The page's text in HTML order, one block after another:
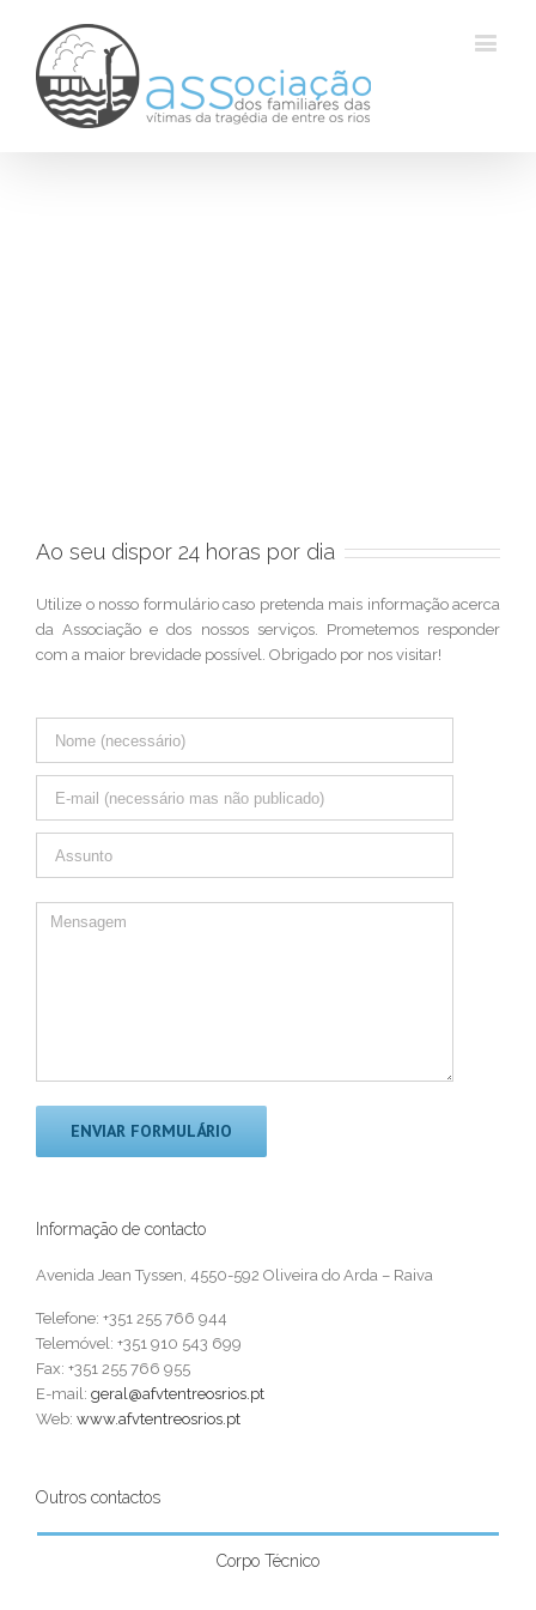
Ao seu dispor 24 horas por dia
Utilize o nosso formulário caso pretenda mais informação acerca
da Associação e dos nossos serviços. Prometemos responder
com a maior brevidade possível. Obrigado por nos visitar!
Informação de contacto
Avenida Jean Tyssen, 4550-592 Oliveira do Arda – Raiva
Telefone: +351 255 766 944
Telemóvel: +351 910 543 699
Fax: +351 255 766 955
E-mail: geral@afvtentreosrios.pt
Web: www.afvtentreosrios.pt
Outros contactos
Corpo Técnico
A vida foi feita para amarmos e sermos amados. Por este motivo,
devemos decidir resolutamente que nunca mais nenhuma
criança será objeto de rejeição e desamor
Convocatória Assembleia Geral 31 Maio 2025
Convocatória Assembleia Geral 31 Março 2025
INFORMAÇÃO DE CONTACTO
geral@afvtentreosrios.pt
Fax: +351 255 766 955
www.afvtentreosrios.pt